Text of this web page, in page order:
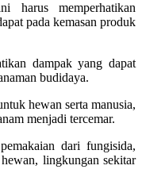
harus memperhatikan
pada kemasan produk
dampak yang dapat
budidaya.
hewan serta manusia,
menjadi tercemar.
dari fungisida,
lingkungan sekitar